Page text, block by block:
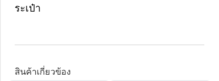
ระเป๋า
สินค้าเกี่ยวข้อง